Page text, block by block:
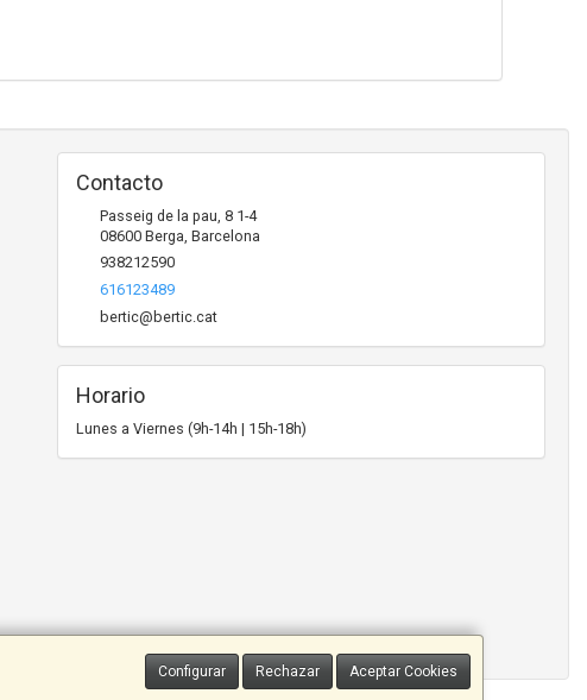
Configurar Rechazar Aceptar Cookies
Contacto
Passeig de la pau, 8 1-4
08600 Berga, Barcelona
938212590
616123489
bertic@bertic.cat
Horario
Lunes a Viernes (9h-14h | 15h-18h)